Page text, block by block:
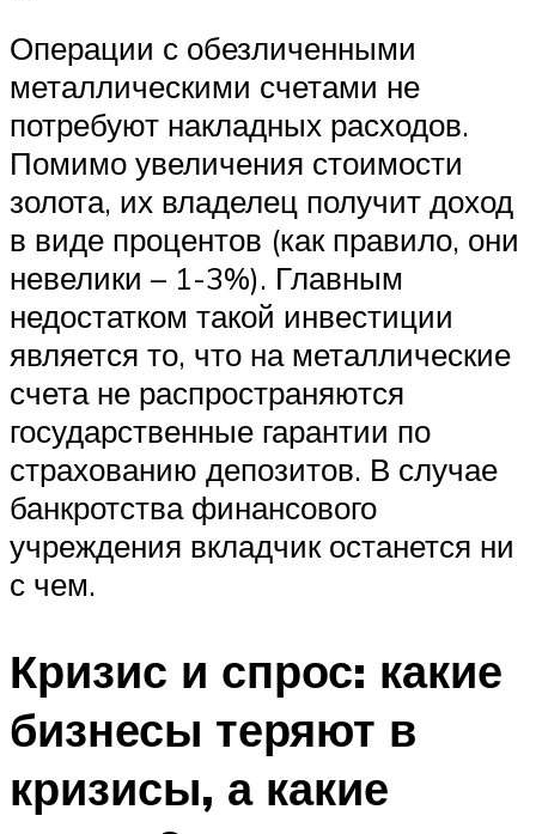
Операции с обезличенными
металлическими счетами не
потребуют накладных расходов.
Помимо увеличения стоимости
золота, их владелец получит доход
в виде процентов (как правило, они
невелики – 1-3%). Главным
недостатком такой инвестиции
является то, что на металлические
счета не распространяются
государственные гарантии по
страхованию депозитов. В случае
банкротства финансового
учреждения вкладчик останется ни
с чем.
Кризис и спрос: какие
бизнесы теряют в
кризисы, а какие